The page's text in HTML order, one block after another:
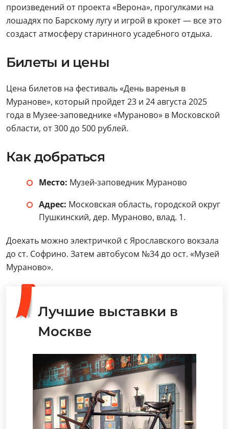
произведений от проекта «Верона», прогулками на
лошадях по Барскому лугу и игрой в крокет — все это
создаст атмосферу старинного усадебного отдыха.
Билеты и цены
Цена билетов на фестиваль «День варенья в
Муранове», который пройдет 23 и 24 августа 2025
года в Музее-заповеднике «Мураново» в Московской
области, от 300 до 500 рублей.
Как добраться
Место: Музей-заповедник Мураново
Адрес: Московская область, городской округ
Пушкинский, дер. Мураново, влад. 1.
Доехать можно электричкой с Ярославского вокзала
до ст. Софрино. Затем автобусом №34 до ост. «Музей
Мураново».
Лучшие выставки в
Москве